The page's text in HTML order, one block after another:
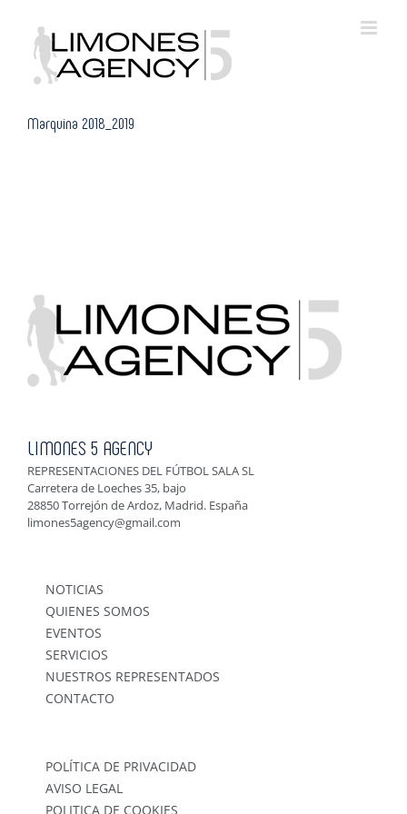
content
Marquina 2018_2019
LIMONES 5 AGENCY
REPRESENTACIONES DEL FÚTBOL SALA SL
Carretera de Loeches 35, bajo
28850 Torrejón de Ardoz, Madrid. España
limones5agency@gmail.com
NOTICIAS
QUIENES SOMOS
EVENTOS
SERVICIOS
NUESTROS REPRESENTADOS
CONTACTO
POLÍTICA DE PRIVACIDAD
AVISO LEGAL
POLITICA DE COOKIES